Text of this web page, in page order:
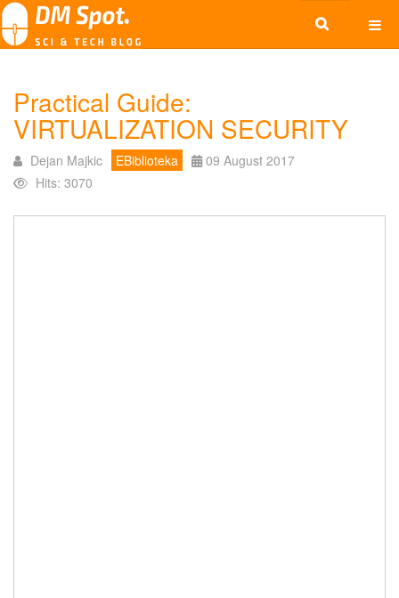
Practical Guide:
VIRTUALIZATION SECURITY
Dejan Majkic EBiblioteka
09 August 2017
Hits: 3070